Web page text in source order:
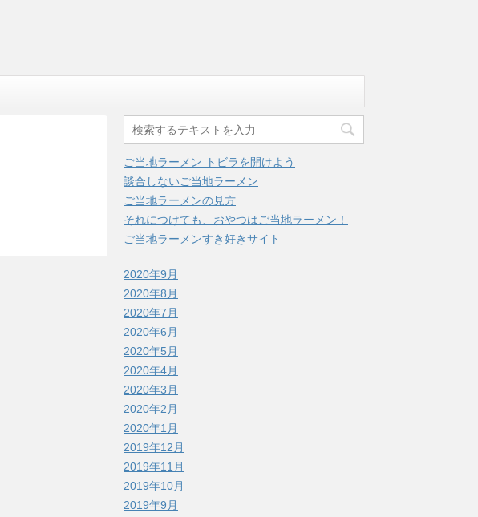
ご当地ラーメン トビラを開けよう
談合しないご当地ラーメン
ご当地ラーメンの見方
それにつけても、おやつはご当地ラーメン！
ご当地ラーメンすき好きサイト
2020年9月
2020年8月
2020年7月
2020年6月
2020年5月
2020年4月
2020年3月
2020年2月
2020年1月
2019年12月
2019年11月
2019年10月
2019年9月